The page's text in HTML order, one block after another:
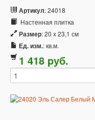
Артикул: 24018
Настенная плитка
Размер: 20 x 23,1 см
Ед. изм.: кв.м.
1 418 pуб.